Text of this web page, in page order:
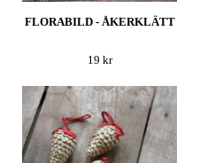
FLORABILD - ÅKERKLÄTT
19 kr